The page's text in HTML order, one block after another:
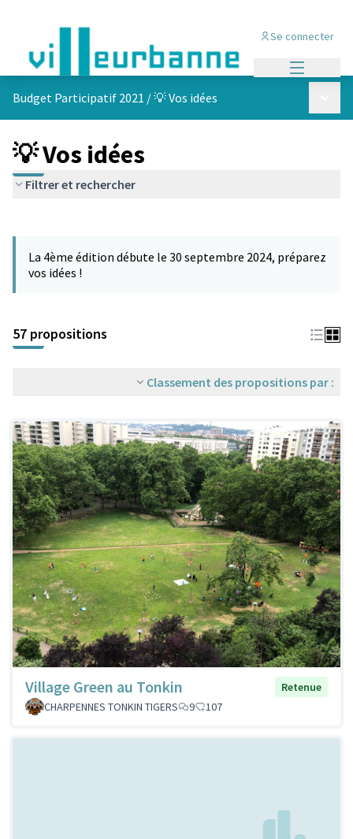
Se connecter
Budget Participatif 2021 /💡 Vos idées
💡 Vos idées
Filtrer et rechercher
La 4ème édition débute le 30 septembre 2024, préparez
vos idées !
57 propositions
Classement des propositions par :
Village Green au Tonkin
Retenue
CHARPENNES TONKIN TIGERS
9 107